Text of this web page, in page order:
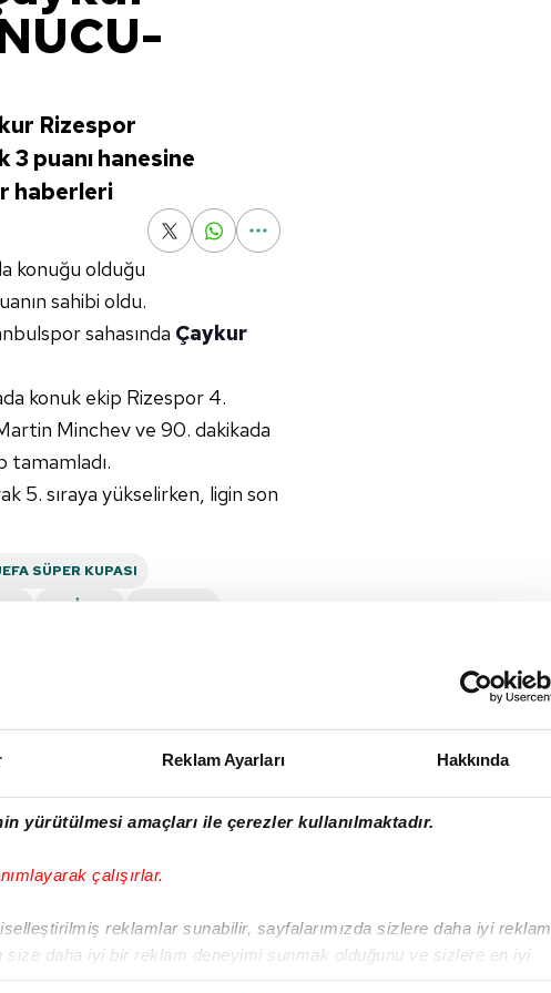
Reklam Ayarları Hakkında
yürütülmesi amaçları ile çerezler kullanılmaktadır.
çalışırlar.
reklamlar sunabilir, sayfalarımızda sizlere daha iyi reklam
size daha iyi bir reklam deneyimi sunmak olduğunu ve sizlere en iyi
Rizespor
puanı hanesine
haberleri
konuğu olduğu
sahibi oldu.
sahasında Çaykur
konuk ekip Rizespor 4.
Minchev ve 90. dakikada
tamamladı.
5. sıraya yükselirken, ligin son
SÜPER KUPASI
#ALI KOÇ
#F BAHÇE
Sonraki Haber
değerli bir galibiyet
aldık!